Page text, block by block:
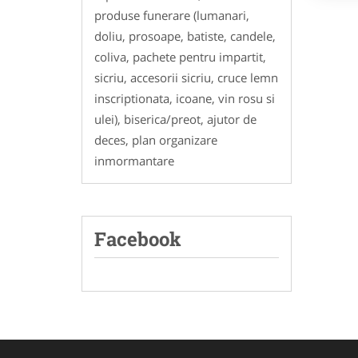
produse funerare (lumanari,
doliu, prosoape, batiste, candele,
coliva, pachete pentru impartit,
sicriu, accesorii sicriu, cruce lemn
inscriptionata, icoane, vin rosu si
ulei), biserica/preot, ajutor de
deces, plan organizare
inmormantare
Facebook